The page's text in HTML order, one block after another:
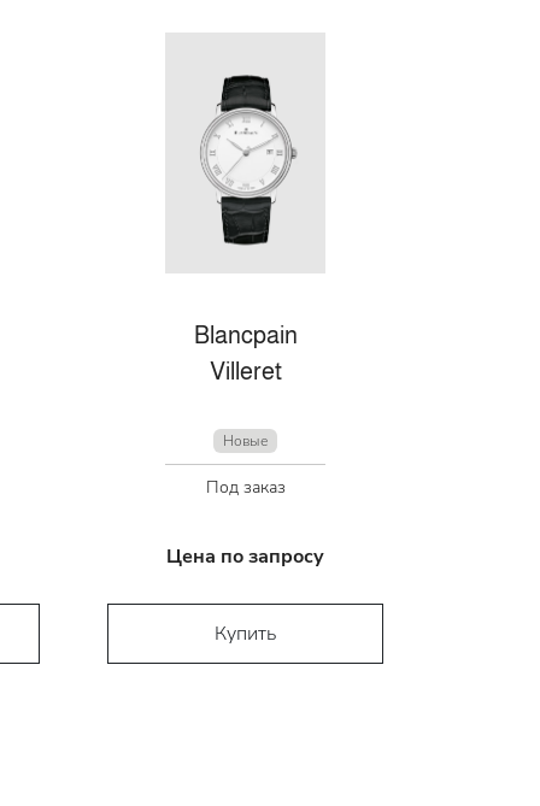
Blancpain
Villeret
Новые
Под заказ
Цена по запросу
Купить